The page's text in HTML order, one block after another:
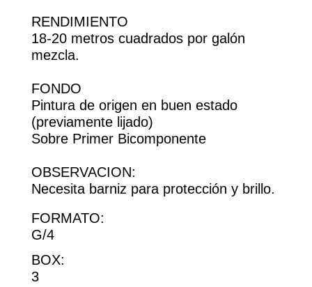
RENDIMIENTO
18-20 metros cuadrados por galón
mezcla.
FONDO
Pintura de origen en buen estado
(previamente lijado)
Sobre Primer Bicomponente
OBSERVACION:
Necesita barniz para protección y brillo.
FORMATO:
G/4
BOX:
3